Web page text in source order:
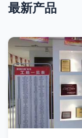
最新产品